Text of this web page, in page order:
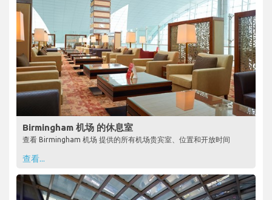
Birmingham 机场 的休息室
查看 Birmingham 机场 提供的所有机场贵宾室、位置和开放时间
查看...